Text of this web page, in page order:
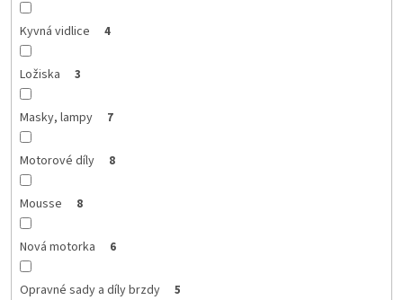
Kyvná vidlice 4
Ložiska 3
Masky, lampy 7
Motorové díly 8
Mousse 8
Nová motorka 6
Opravné sady a díly brzdy 5